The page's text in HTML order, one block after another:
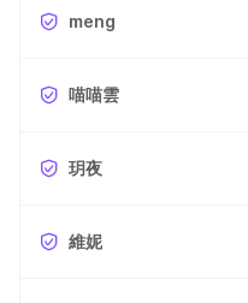
meng
喵喵雲
玥夜
維妮